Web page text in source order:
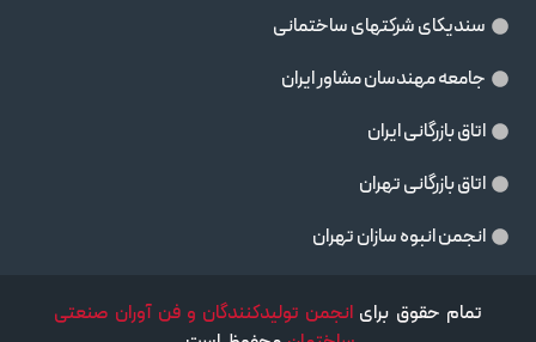
سندیکای شرکتهای ساختمانی
جامعه مهندسان مشاور ايران
اتاق بازرگانی ایران
اتاق بازرگانی تهران
انجمن انبوه سازان تهران
تمام حقوق برای انجمن تولیدکنندگان و فن آوران صنعتی